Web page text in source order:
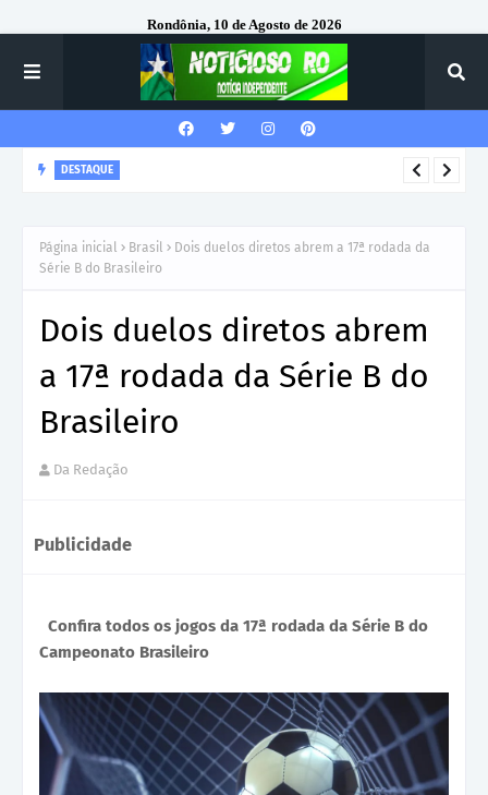
Rondônia, 10 de Agosto de 2026
DESTAQUE
Página inicial Brasil
Dois duelos diretos abrem a 17ª rodada da
Série B do Brasileiro
Dois duelos diretos abrem
a 17ª rodada da Série B do
Brasileiro
Da Redação
Publicidade
Confira todos os jogos da 17ª rodada da Série B do
Campeonato Brasileiro